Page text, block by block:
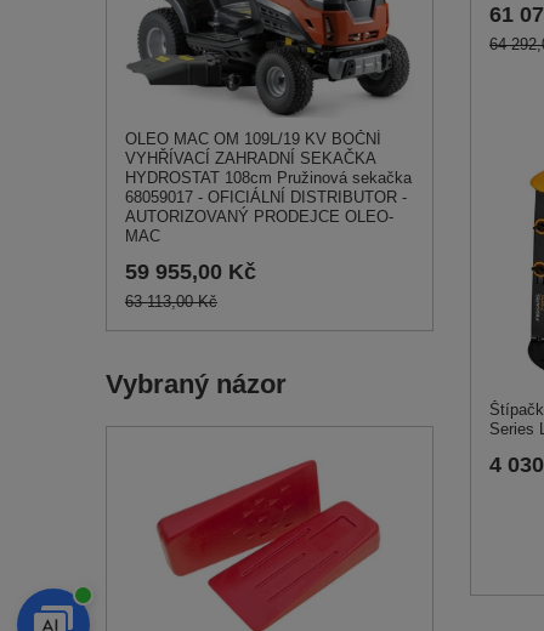
OLEO MAC OM 109L/19 KV BOČNÍ
VYHŘÍVACÍ ZAHRADNÍ SEKAČKA
HYDROSTAT 108cm Pružinová sekačka
68059017 - OFICIÁLNÍ DISTRIBUTOR -
AUTORIZOVANÝ PRODEJCE OLEO-
MAC
59 955,00 Kč
63 113,00 Kč
Vybraný názor
61
64
Series
4